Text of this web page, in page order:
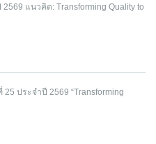
แนวคิด: Transforming Quality to
ประจำปี 2569 “Transforming